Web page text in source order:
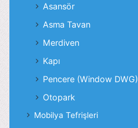
Asansör
Asma Tavan
Merdiven
Kapı
Pencere (Window DWG)
Otopark
Mobilya Tefrişleri